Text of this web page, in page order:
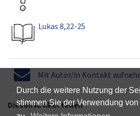
Durch die weitere Nutzung der
stimmen Sie der Verwendung
Lukas 8,22-25
Mit Autor/in Kontakt
Diesen Artikel teilen